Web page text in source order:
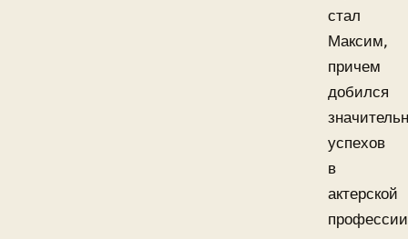
стал
Максим,
причем
добился
успехов
в
актерской